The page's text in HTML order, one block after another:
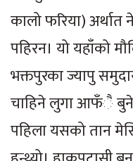
कालो फरिया) अर्थात
पहिरन। यो यहाँको
भक्तपुरका ज्यापु
चाहिने लुगा आफँै बुनेर
पहिला यसको तान